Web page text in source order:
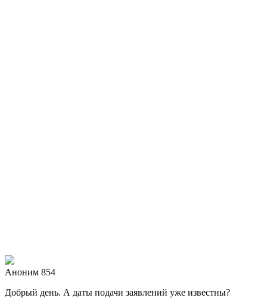
Аноним 854
Добрый день. А даты подачи заявлений уже известны?